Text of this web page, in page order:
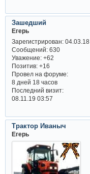
Зашедший
Егерь
Зарегистрирован: 04.03.18
Сообщений:630
Уважение: +62
Позитив: +16
Провел на форуме:
8 дней 18 часов
Последний визит:
08.11.19 03:57
Трактор Иваныч
Егерь